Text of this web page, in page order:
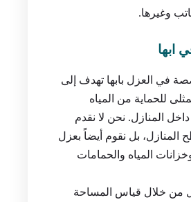
وغيرها.
ابها
في العزل بابها تهدف إلى
للحماية من المياه
المنازل. نحن لا نقدم
بل نقوم أيضاً بعزل
المياه والحمامات
من خلال قياس المساحة